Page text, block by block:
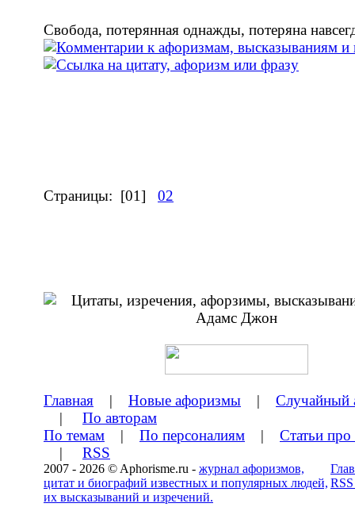
Свобода, потерянная однажды, потеряна
Страницы: [01] 02
Главная | Новые афоризмы | Случайный
| По авторам
По темам | По персоналиям | Статьи
| RSS
2007 - 2026 © Aphorisme.ru - журнал афоризмов,
цитат и биографий известных и популярных людей,
их высказываний и изречений.